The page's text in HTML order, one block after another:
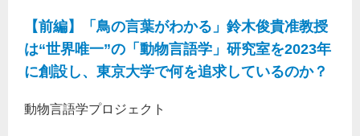
【前編】「鳥の言葉がわかる」鈴木俊貴准教授
は“世界唯一”の「動物言語学」研究室を2023年
に創設し、東京大学で何を追求しているのか？
動物言語学プロジェクト